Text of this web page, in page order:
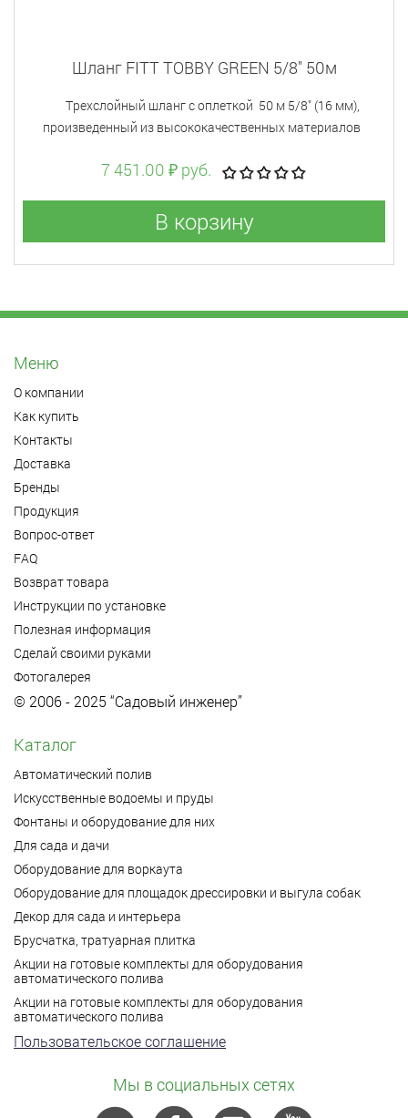
Шланг FITT TOBBY GREEN 5/8" 50м
Tрехслойный шланг с оплеткой 50 м 5/8" (16 мм),
произведенный из высококачественных материалов
7 451.00 ₽ руб.
В корзину
Меню
О компании
Как купить
Контакты
Доставка
Бренды
Продукция
Вопрос-ответ
FAQ
Возврат товара
Инструкции по установке
Полезная информация
Сделай своими руками
Фотогалерея
© 2006 - 2025 “Садовый инженер”
Каталог
Автоматический полив
Искусственные водоемы и пруды
Фонтаны и оборудование для них
Для сада и дачи
Оборудование для воркаута
Оборудование для площадок дрессировки и выгула собак
Декор для сада и интерьера
Брусчатка, тратуарная плитка
Акции на готовые комплекты для оборудования
автоматического полива
Акции на готовые комплекты для оборудования
автоматического полива
Пользовательское соглашение
Мы в социальных сетях